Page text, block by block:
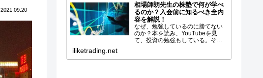
2021.09.20
相場師朗先生の株塾で何が学べ
るのか？入会前に知るべき全内
容を解説！
なぜ、勉強しているのに勝てない
のか？本を読み、YouTubeを見
て、投資の勉強もしている。それ
がる」「チャートを見ても結局ど
iliketrading.net